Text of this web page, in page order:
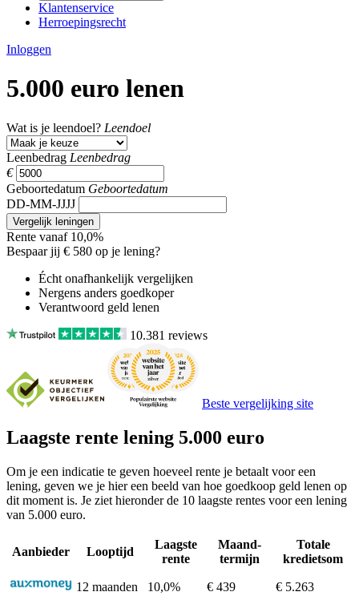
Klantenservice
Herroepingsrecht
Inloggen
5.000 euro lenen
Wat is je leendoel? Leendoel
Leenbedrag Leenbedrag
€
Geboortedatum Geboortedatum
DD-MM-JJJJ
Vergelijk leningen
Rente vanaf 10,0%
Bespaar jij € 580 op je lening?
Écht onafhankelijk vergelijken
Nergens anders goedkoper
Verantwoord geld lenen
10.381 reviews
Beste vergelijking site
Laagste rente lening 5.000 euro
Om je een indicatie te geven hoeveel rente je betaalt voor een
lening, geven we je hier een beeld van hoe goedkoop geld lenen op
dit moment is. Je ziet hieronder de 10 laagste rentes voor een lening
van 5.000 euro.
Aanbieder Looptijd
Laagste
rente
Maand-
termijn
Totale
kredietsom
12 maanden 10,0% € 439 € 5.263